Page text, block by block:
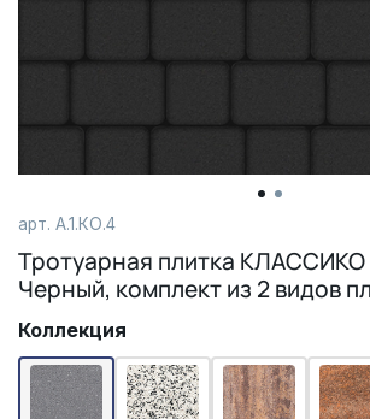
арт. А.1.КО.4
Тротуарная плитка
Черный, комплект из 2 видов
Коллекция